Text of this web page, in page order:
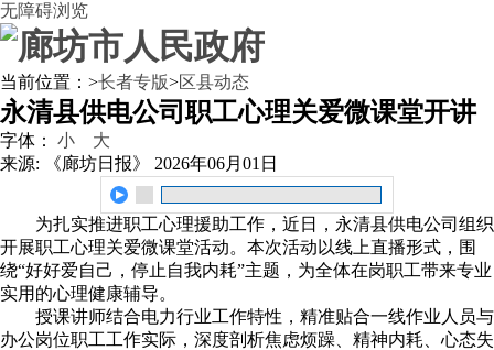
无障碍浏览
当前位置： >长者专版>区县动态
永清县供电公司职工心理关爱微课堂开讲
字体： 小
大
来源: 《廊坊日报》
2026年06月01日
为扎实推进职工心理援助工作，近日，永清县供电公司组织
开展职工心理关爱微课堂活动。本次活动以线上直播形式，围
绕“好好爱自己，停止自我内耗”主题，为全体在岗职工带来专业
实用的心理健康辅导。
授课讲师结合电力行业工作特性，精准贴合一线作业人员与
办公岗位职工工作实际，深度剖析焦虑烦躁、精神内耗、心态失